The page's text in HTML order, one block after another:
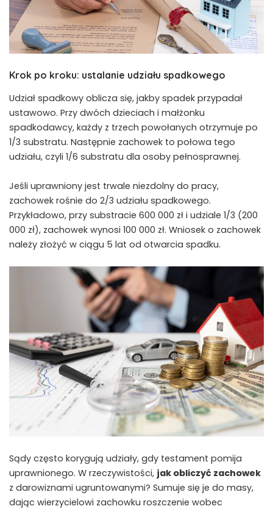
Krok po kroku: ustalanie udziału spadkowego
Udział spadkowy oblicza się, jakby spadek przypadał
ustawowo. Przy dwóch dzieciach i małżonku
spadkodawcy, każdy z trzech powołanych otrzymuje po
1/3 substratu. Następnie zachowek to połowa tego
udziału, czyli 1/6 substratu dla osoby pełnosprawnej.
Jeśli uprawniony jest trwale niezdolny do pracy,
zachowek rośnie do 2/3 udziału spadkowego.
Przykładowo, przy substracie 600 000 zł i udziale 1/3 (200
000 zł), zachowek wynosi 100 000 zł. Wniosek o zachowek
należy złożyć w ciągu 5 lat od otwarcia spadku.
Sądy często korygują udziały, gdy testament pomija
uprawnionego. W rzeczywistości, jak obliczyć zachowek
z darowiznami ugruntowanymi? Sumuje się je do masy,
dając wierzycielowi zachowku roszczenie wobec